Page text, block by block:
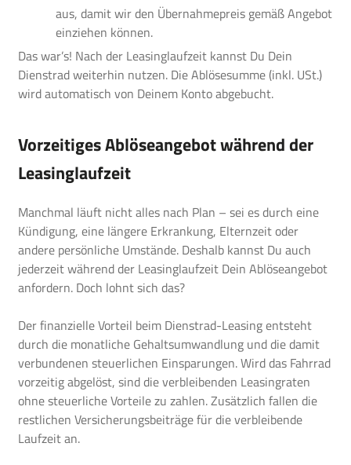
aus, damit wir den Übernahmepreis gemäß Angebot
einziehen können.
Das war’s! Nach der Leasinglaufzeit kannst Du Dein
Dienstrad weiterhin nutzen. Die Ablösesumme (inkl. USt.)
wird automatisch von Deinem Konto abgebucht.
Vorzeitiges Ablöseangebot während der
Leasinglaufzeit
Manchmal läuft nicht alles nach Plan – sei es durch eine
Kündigung, eine längere Erkrankung, Elternzeit oder
andere persönliche Umstände. Deshalb kannst Du auch
jederzeit während der Leasinglaufzeit Dein Ablöseangebot
anfordern. Doch lohnt sich das?
Der finanzielle Vorteil beim Dienstrad-Leasing entsteht
durch die monatliche Gehaltsumwandlung und die damit
verbundenen steuerlichen Einsparungen. Wird das Fahrrad
vorzeitig abgelöst, sind die verbleibenden Leasingraten
ohne steuerliche Vorteile zu zahlen. Zusätzlich fallen die
restlichen Versicherungsbeiträge für die verbleibende
Laufzeit an.